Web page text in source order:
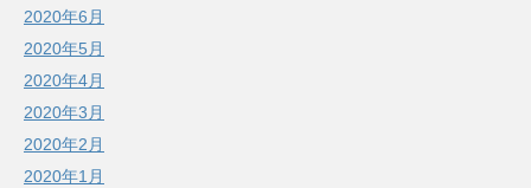
2020年6月
2020年5月
2020年4月
2020年3月
2020年2月
2020年1月